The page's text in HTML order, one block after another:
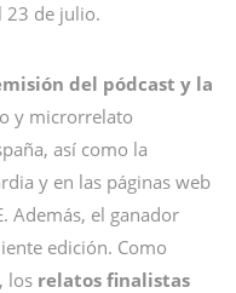
23 de julio.
del pódcast y la
y microrrelato
así como la
y en las páginas web
Además, el ganador
edición. Como
los relatos finalistas